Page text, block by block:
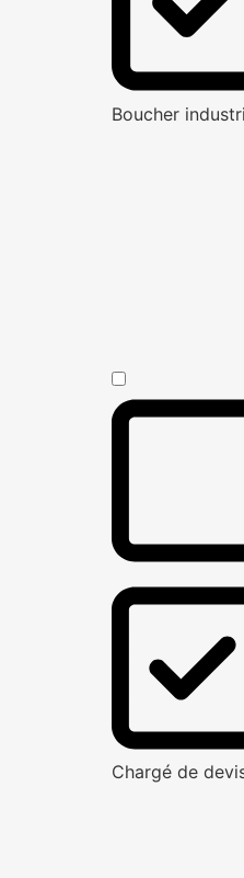
Boucher
Chargé de